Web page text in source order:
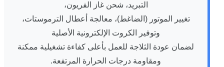
التبريد، شحن غاز الفريون،
تغيير الموتور (الضاغط)، معالجة أعطال الترموستات،
وتوفير الكروت الإلكترونية الأصلية
لضمان عودة الثلاجة للعمل بأعلى كفاءة تشغيلية ممكنة
ومقاومة درجات الحرارة المرتفعة.